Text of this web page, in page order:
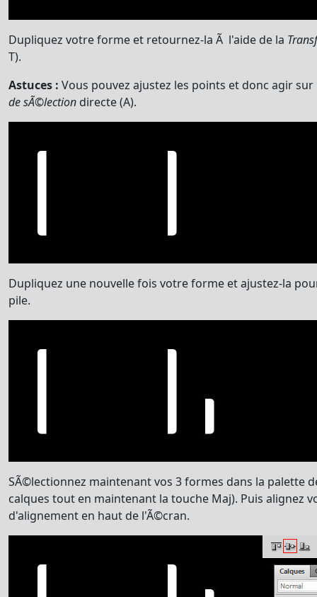
Dupliquez votre forme et retournez-la Ã l'aide de la
T).
Astuces : Vous pouvez ajustez les points et donc agir
de sÃ©lection directe (A).
Dupliquez une nouvelle fois votre forme et ajustez-la
pile.
SÃ©lectionnez maintenant vos 3 formes dans la palette
calques tout en maintenant la touche Maj). Puis alignez
d'alignement en haut de l'Ã©cran.